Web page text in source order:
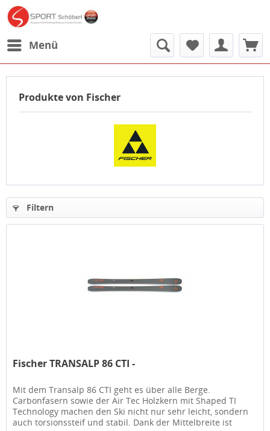
Menü
Produkte von Fischer
Filtern
Fischer TRANSALP 86 CTI -
Mit dem Transalp 86 CTI geht es über alle Berge.
Carbonfasern sowie der Air Tec Holzkern mit Shaped TI
Technology machen den Ski nicht nur sehr leicht, sondern
auch torsionssteif und stabil. Dank der Mittelbreite ist